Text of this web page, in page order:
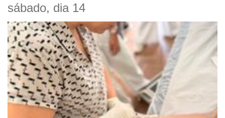
sábado, dia 14